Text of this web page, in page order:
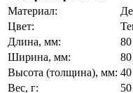
Материал:
Цвет:
Длина, мм:
80
Ширина, мм:
80
Высота (толщина), мм: 40
Вес, г:
50